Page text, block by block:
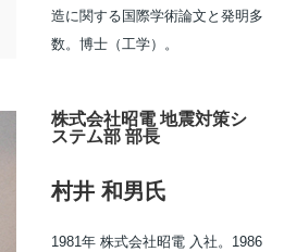
造に関する国際学術論文と発明多
数。博士（工学）。
株式会社昭電 地震対策シ
ステム部 部長
村井 和男氏
1981年 株式会社昭電 入社。1986